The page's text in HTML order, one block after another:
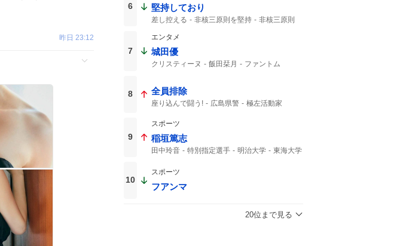
昨日 23:12
6 堅持しており
差し控える 非核三原則を堅持
非核三原則
被爆国として
7
エンタメ
城田優
クリスティーヌ 飯田栞月
ファントム
8 全員排除
座り込んで闘う! 広島県警
極左活動家
9
スポーツ
稲垣篤志
田中玲音 特別指定選手 明治大学
東海大学
10
スポーツ
フアンマ
20位まで見る